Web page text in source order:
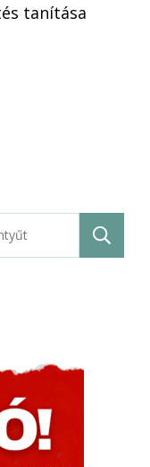
tanítása